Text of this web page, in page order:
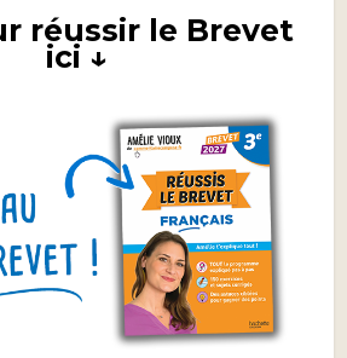
réussir le Brevet
ici ↓